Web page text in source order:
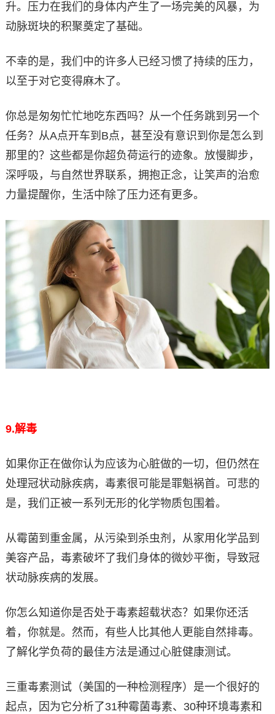
升。压力在我们的身体内产生了一场完美的风暴，为
动脉斑块的积聚奠定了基础。
不幸的是，我们中的许多人已经习惯了持续的压力，
以至于对它变得麻木了。
你总是匆匆忙忙地吃东西吗？从一个任务跳到另一个
任务？从A点开车到B点，甚至没有意识到你是怎么到
那里的？这些都是你超负荷运行的迹象。放慢脚步，
深呼吸，与自然世界联系，拥抱正念，让笑声的治愈
力量提醒你，生活中除了压力还有更多。
9.解毒
如果你正在做你认为应该为心脏做的一切，但仍然在
处理冠状动脉疾病，毒素很可能是罪魁祸首。可悲的
是，我们正被一系列无形的化学物质包围着。
从霉菌到重金属，从污染到杀虫剂，从家用化学品到
美容产品，毒素破坏了我们身体的微妙平衡，导致冠
状动脉疾病的发展。
你怎么知道你是否处于毒素超载状态？如果你还活
着，你就是。然而，有些人比其他人更能自然排毒。
了解化学负荷的最佳方法是通过心脏健康测试。
三重毒素测试（美国的一种检测程序）是一个很好的
起点，因为它分析了31种霉菌毒素、30种环境毒素和